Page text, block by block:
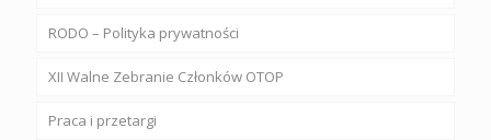
RODO – Polityka prywatności
XII Walne Zebranie Członków OTOP
Praca i przetargi